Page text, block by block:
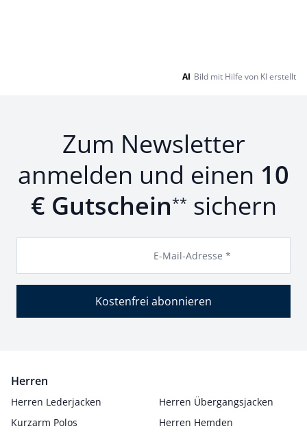
AI Bild mit Hilfe von KI erstellt
Zum Newsletter
anmelden und einen 10
€ Gutschein** sichern
E-Mail-Adresse *
Kostenfrei abonnieren
Herren
Herren Lederjacken
Herren Übergangsjacken
Kurzarm Polos
Herren Hemden